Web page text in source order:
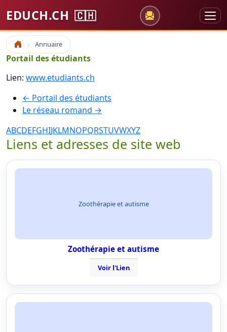
EDUCH.CH 🇨🇭
Accueil Annuaire
Portail des étudiants
Lien: www.etudiants.ch
← Portail des étudiants
Le réseau romand →
ABCDEFGHIJKLMNOPQRSTUVWXYZ
Liens et adresses de site web
Zoothérapie et autisme
Zoothérapie et autisme
Voir l'Lien